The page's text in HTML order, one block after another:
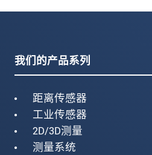
我们的产品系列
距离传感器
工业传感器
2D/3D测量
测量系统